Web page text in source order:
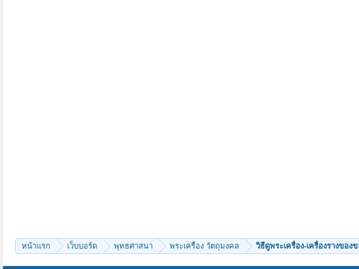
หน้าแรก เว็บบอร์ด พุทธศาสนา พระเครื่อง วัตถุมงคล วิธีดูพระเครื่อง-เครื่องรางของข